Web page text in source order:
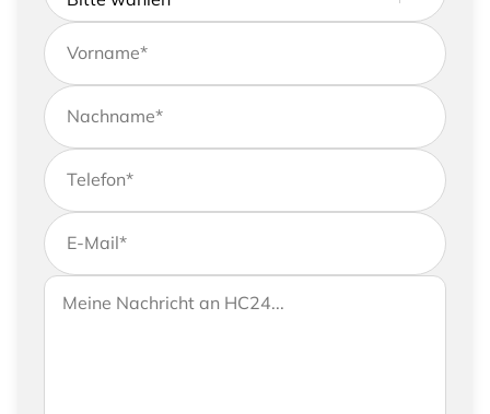
Vorname*
Nachname*
Telefon*
E-Mail*
Wenn Sie uns weitere Informationen zukommen
lassen möchten, können Sie Ihrer Anfrage gerne
Ihre Nachricht an HC24